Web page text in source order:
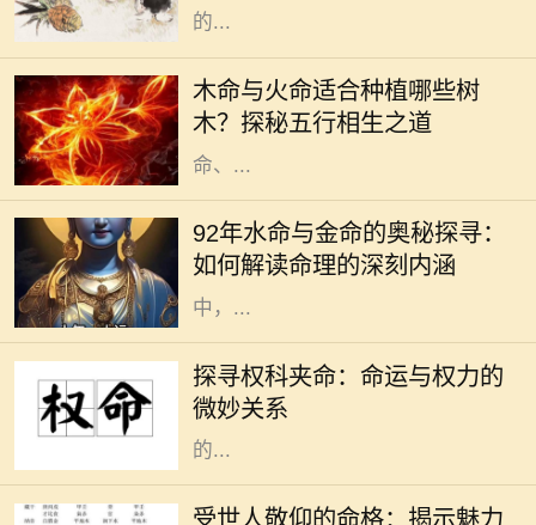
的...
木命与火命适合种植哪些树
木？探秘五行相生之道
木命和火命是中国五行学说中的两个
重要概念，它们不仅影响着一个人的
性格与命运，还与植物的选择息息相
关。在中华文化中，树木代表着生
命、...
92年水命与金命的奥秘探寻：
如何解读命理的深刻内涵
在五行学说中，命理的分类通常依据
出生的年份、月份、日子和时辰来确
定，其中水命与金命便是两种常见的
命理类型。尤其在1992年出生的人
中，...
探寻权科夹命：命运与权力的
微妙关系
在这个瞬息万变的社会中，“权”与
“命”常常交织在一起，成为人们生活
中不可分割的两部分。权科夹命是一
个不常被提及的概念，但其所蕴含
的...
受世人敬仰的命格：揭示魅力
在这个复杂多变的世界中，总有一些
人因为其独特的人格魅力和卓越的成